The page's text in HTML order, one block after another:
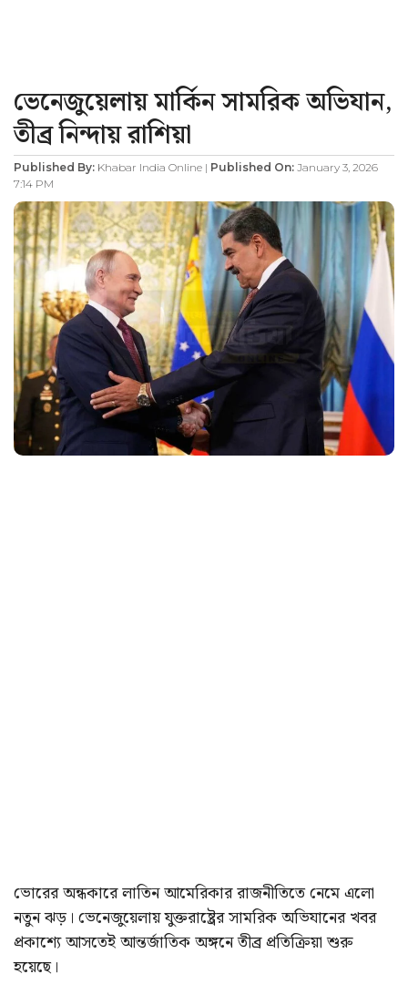
ভেনেজুয়েলায় মার্কিন সামরিক অভিযান,
তীব্র নিন্দায় রাশিয়া
Published By: Khabar India Online | Published On: January 3, 2026
7:14 PM
ভোরের অন্ধকারে লাতিন আমেরিকার রাজনীতিতে নেমে এলো
নতুন ঝড়। ভেনেজুয়েলায় যুক্তরাষ্ট্রের সামরিক অভিযানের খবর
প্রকাশ্যে আসতেই আন্তর্জাতিক অঙ্গনে তীব্র প্রতিক্রিয়া শুরু
হয়েছে।